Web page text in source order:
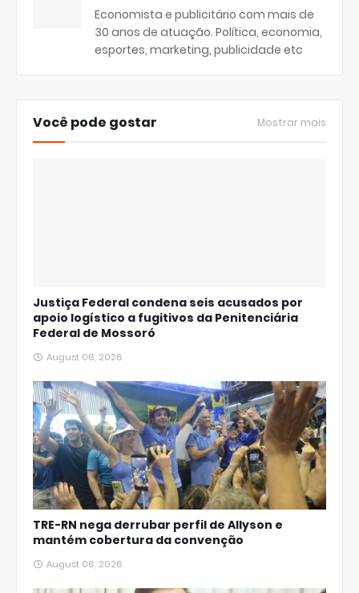
Economista e publicitário com mais de
30 anos de atuação. Política, economia,
esportes, marketing, publicidade etc
Você pode gostar Mostrar mais
Justiça Federal condena seis acusados por
apoio logístico a fugitivos da Penitenciária
Federal de Mossoró
August 06, 2026
TRE-RN nega derrubar perfil de Allyson e
mantém cobertura da convenção
August 06, 2026